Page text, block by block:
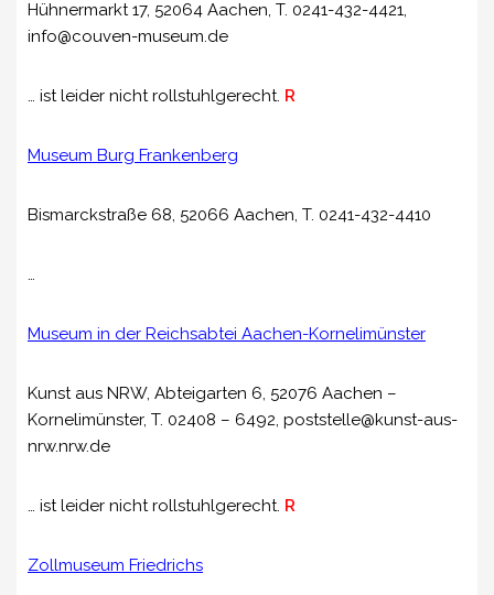
Hühnermarkt 17, 52064 Aachen, T. 0241-432-4421,
info@couven-museum.de
… ist leider nicht rollstuhlgerecht. R
Museum Burg Frankenberg
Bismarckstraße 68, 52066 Aachen, T. 0241-432-4410
…
Museum in der Reichsabtei Aachen-Kornelimünster
Kunst aus NRW, Abteigarten 6, 52076 Aachen –
Kornelimünster, T. 02408 – 6492, poststelle@kunst-aus-
nrw.nrw.de
… ist leider nicht rollstuhlgerecht. R
Zollmuseum Friedrichs